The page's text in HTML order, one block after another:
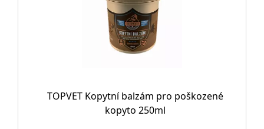
TOPVET Kopytní balzám pro poškozené
kopyto 250ml